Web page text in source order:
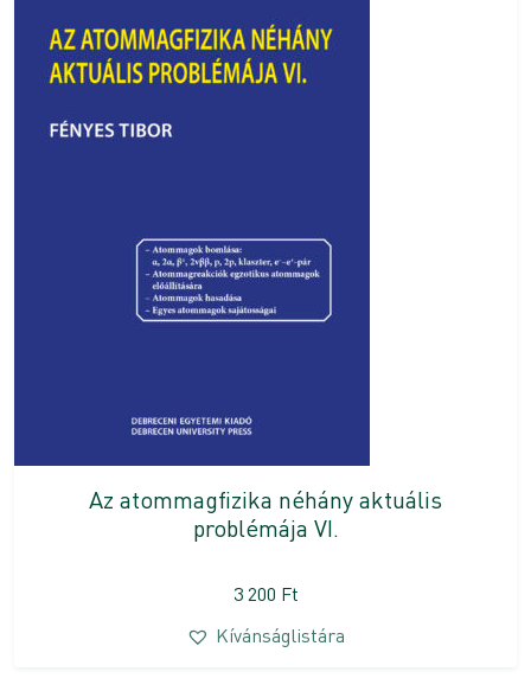
Az atommagfizika néhány aktuális
problémája VI.
3 200 Ft
Kívánságlistára